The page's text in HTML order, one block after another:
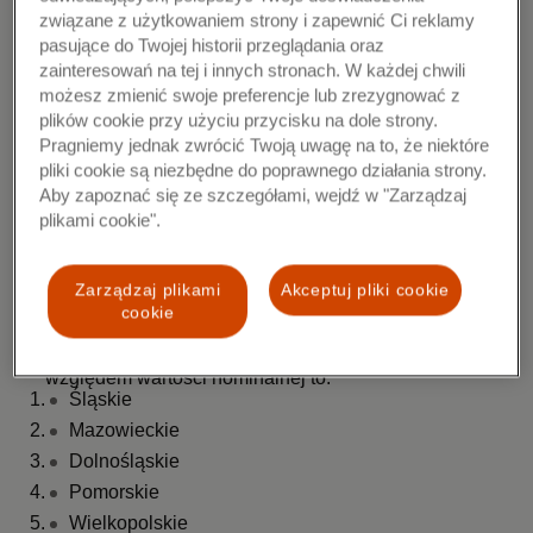
Wzrosły wydatki na posiłki poza domem:
między 1
lipca a 31 sierpnia wydatki na restauracje wzrosły o
+17,8% r/r, co stanowi najwyższy wzrost wśród
sektorów.
W miarę utrzymywania się inflacji konsumenci
płacą więcej za artykuły pierwszej potrzeby:
artykuły spożywcze były głównym czynnikiem
r/r).
Pięć województw w Polsce, w których odnotowano
względem wartości nominalnej to:
Śląskie
Mazowieckie
Dolnośląskie
Pomorskie
Wielkopolskie
związane z użytkowaniem strony i zapewnić Ci reklamy
pasujące do Twojej historii przeglądania oraz
zainteresowań na tej i innych stronach. W każdej chwili
możesz zmienić swoje preferencje lub zrezygnować z
plików cookie przy użyciu przycisku na dole strony.
Pragniemy jednak zwrócić Twoją uwagę na to, że niektóre
pliki cookie są niezbędne do poprawnego działania strony.
Aby zapoznać się ze szczegółami, wejdź w "Zarządzaj
plikami cookie".
Akceptuj pliki cookie
Zarządzaj plikami
cookie